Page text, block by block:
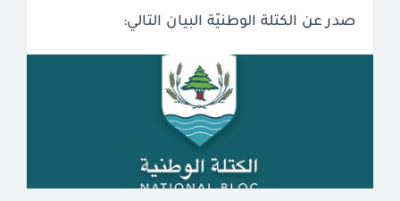
صدر عن الكتلة الوطنيّة البيان التالي: